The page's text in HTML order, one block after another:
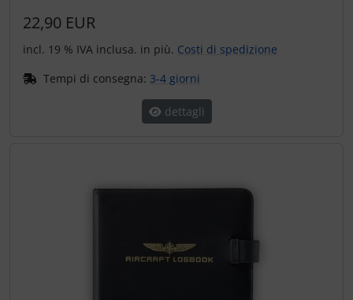
22,90 EUR
incl. 19 % IVA inclusa. in più. Costi di spedizione
Tempi di consegna: 3-4 giorni
dettagli